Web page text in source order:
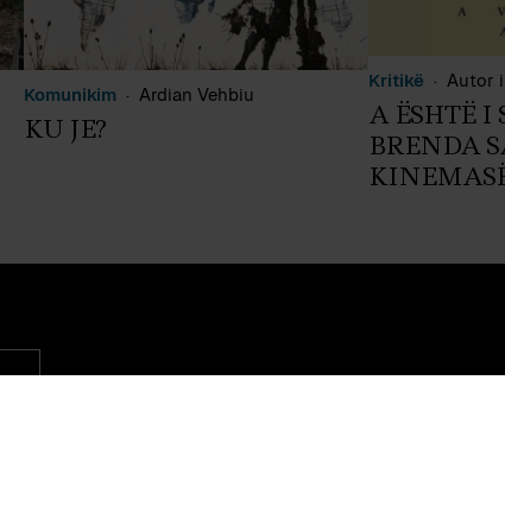
Komunikim Ardian Vehbiu
KU JE?
Kritikë Autor
A ËSHTË I
BRENDA